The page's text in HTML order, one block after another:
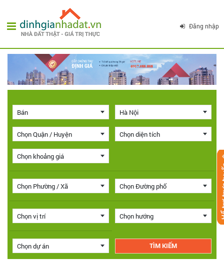
Đăng nhập
Bán Hà Nội
Chọn Quận / Huyện Chọn diện tích
Chọn khoảng giá
Chọn Phường / Xã Chọn Đường phố
Chọn vị trí Chọn hướng
Chọn dự án